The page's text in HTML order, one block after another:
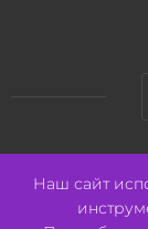
Наш сайт